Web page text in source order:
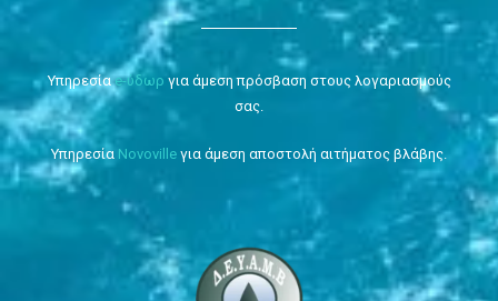
Υπηρεσίαe-ύδωρ για άμεση πρόσβαση στους λογαριασμούς
σας.
Υπηρεσία Novoville για άμεση αποστολή αιτήματος βλάβης.